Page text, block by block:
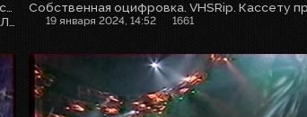
19 января 2024, 14:52 1661